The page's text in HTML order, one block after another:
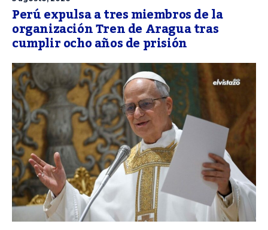
Perú expulsa a tres miembros de la
organización Tren de Aragua tras
cumplir ocho años de prisión